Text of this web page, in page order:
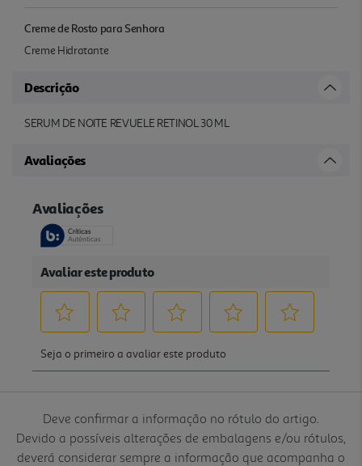
Creme de Rosto para Senhora
Creme Hidratante
Descrição
SERUM DE NOITE REVUELE RETINOL 30 ML
Avaliações
Deve confirmar a informação no rótulo do artigo.
Devido a possíveis alterações de embalagens e/ou rótulos,
deverá considerar sempre a informação que acompanha o